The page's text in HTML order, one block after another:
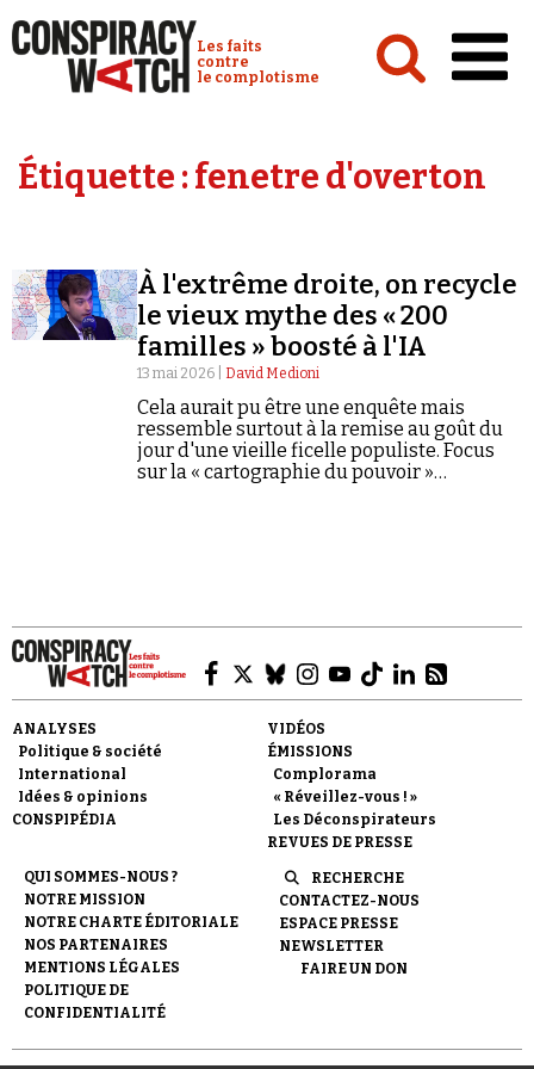
Conspiracy Watch :
Les faits
contre
le complotisme
Analyses
Vidéos
Émissions
Revues de presse
Faire un don
Demander à Vera
Étiquette :fenetre d'overton
À l'extrême droite, on recycle
le vieux mythe des « 200
familles » boosté à l'IA
13 mai 2026 | David Medioni
Cela aurait pu être une enquête mais
ressemble surtout à la remise au goût du
jour d'une vieille ficelle populiste. Focus
sur la « cartographie du pouvoir »
ANALYSES
Politique & société
International
Idées & opinions
CONSPIPÉDIA
VIDÉOS
ÉMISSIONS
Complorama
« Réveillez-vous ! »
Les Déconspirateurs
REVUES DE PRESSE
QUI SOMMES-NOUS ?
NOTRE MISSION
NOTRE CHARTE ÉDITORIALE
NOS PARTENAIRES
MENTIONS LÉGALES
POLITIQUE DE
CONFIDENTIALITÉ
RECHERCHE
CONTACTEZ-NOUS
ESPACE PRESSE
NEWSLETTER
FAIRE UN DON